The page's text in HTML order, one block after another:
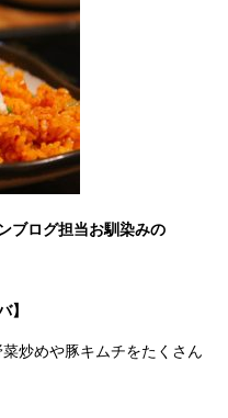
ブログ担当お馴染みの
】
炒めや豚キムチをたくさん